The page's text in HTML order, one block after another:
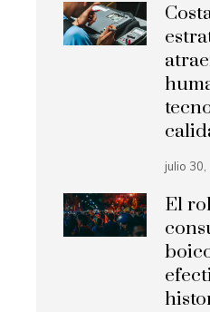
julio 30,
El